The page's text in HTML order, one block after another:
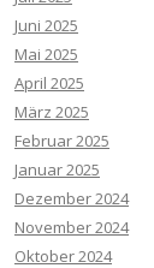
Juni 2025
Mai 2025
April 2025
März 2025
Februar 2025
Januar 2025
Dezember 2024
November 2024
Oktober 2024